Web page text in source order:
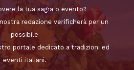
la tua sagra o evento?
redazione verificherà per un
possibile
portale dedicato a tradizioni ed
eventi italiani.